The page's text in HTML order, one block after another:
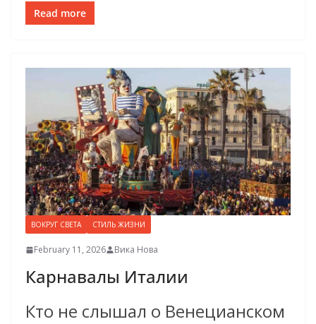
Read more
ВОКРУГ СВЕТА СТИЛЬ ЖИЗНИ
February 11, 2026 Вика Нова
Карнавалы Италии
Кто не слышал о Венецианском